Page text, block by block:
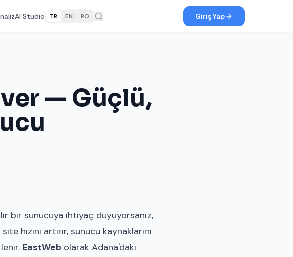
AI Studio TR EN RO Giriş Yap
— Güçlü,
bir sunucuya ihtiyaç duyuyorsanız,
hızını artırır, sunucu kaynaklarını
EastWeb olarak Adana'daki